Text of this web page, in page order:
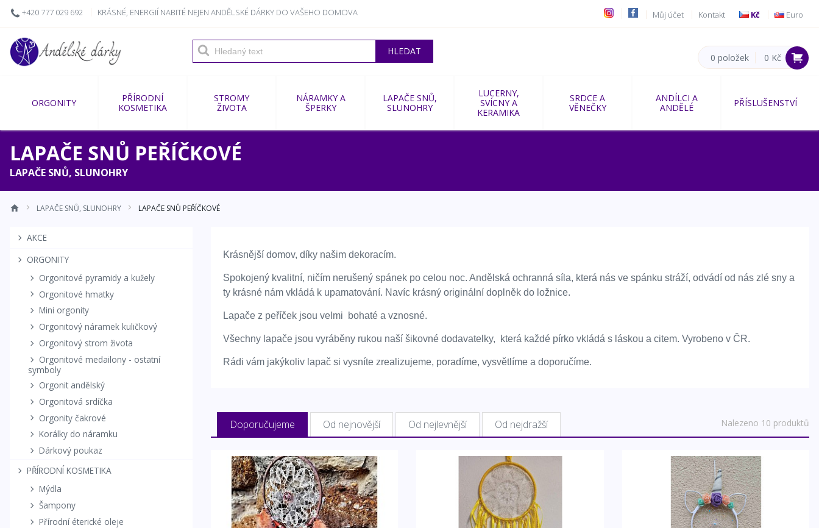
+420 777 029 692 KRÁSNÉ, ENERGIÍ NABITÉ NEJEN ANDĚLSKÉ DÁRKY DO VAŠEHO DOMOVA Můj účet Kontakt Kč Euro
0 položek 0 Kč
ORGONITY
PŘÍRODNÍ
KOSMETIKA
STROMY
ŽIVOTA
NÁRAMKY A
ŠPERKY
LAPAČE SNŮ,
SLUNOHRY
LUCERNY,
SVÍCNY A
KERAMIKA
SRDCE A
VĚNEČKY
ANDÍLCI A
ANDĚLÉ
PŘÍSLUŠENSTVÍ
LAPAČE SNŮ PEŘÍČKOVÉ
LAPAČE SNŮ, SLUNOHRY
LAPAČE SNŮ, SLUNOHRY LAPAČE SNŮ PEŘÍČKOVÉ
AKCE
ORGONITY
Orgonitové pyramidy a kužely
Orgonitové hmatky
Mini orgonity
Orgonitový náramek kuličkový
Orgonitový strom života
Orgonitové medailony - ostatní
symboly
Orgonit andělský
Orgonitová srdíčka
Orgonity čakrové
Korálky do náramku
Dárkový poukaz
PŘÍRODNÍ KOSMETIKA
Mýdla
Šampony
Přírodní éterické oleje
Krásnější domov, díky našim dekoracím.
Spokojený kvalitní, ničím nerušený spánek po celou noc. Andělská ochranná síla, která nás ve spánku stráží, odvádí od nás zlé sny a
ty krásné nám vkládá k upamatování. Navíc krásný originální doplněk do ložnice.
Lapače z peříček jsou velmi bohaté a vznosné.
Všechny lapače jsou vyráběny rukou naší šikovné dodavatelky, která každé pírko vkládá s láskou a citem. Vyrobeno v ČR.
Rádi vám jakýkoliv lapač si vysníte zrealizujeme, poradíme, vysvětlíme a doporučíme.
Doporučujeme Od nejnovější Od nejlevnější Od nejdražší Nalezeno 10 produktů